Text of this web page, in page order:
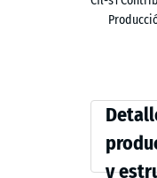
La
puede
LaDetalles
del
producto
y